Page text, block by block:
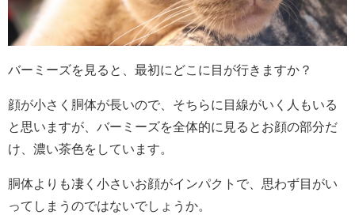
バーミーズを見ると、最初にどこに目が行きますか？
顔が小さく胴体が長いので、そちらに目線がいく人もいる
と思いますが、バーミーズを全体的に見るとお顔の部分だ
け、濃い茶色をしています。
胴体よりも凄く小さいお顔がインパクトで、思わず目がい
ってしまうのではないでしょうか。